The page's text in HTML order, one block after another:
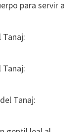
para servir a
Tanaj: